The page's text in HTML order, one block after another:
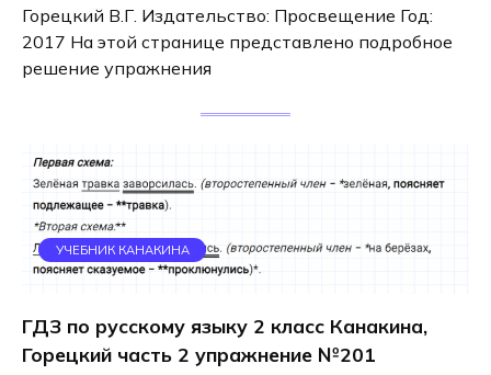
Горецкий В.Г. Издательство: Просвещение Год:
2017 На этой странице представлено подробное
решение упражнения
УЧЕБНИК КАНАКИНА
ГДЗ по русскому языку 2 класс Канакина,
Горецкий часть 2 упражнение №201